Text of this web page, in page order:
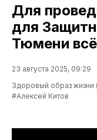
Для
для
Тюмени всё
23 августа 2025, 09:29
Здоровый образ
#Алексей Китов